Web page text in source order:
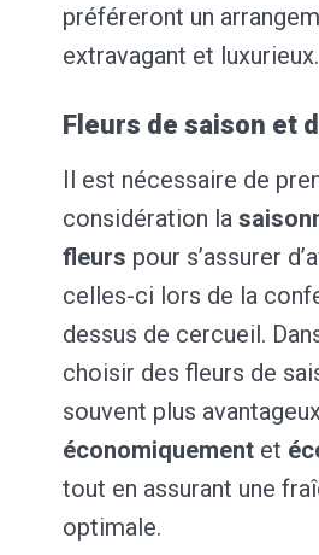
préféreront un
extravagant et luxurieux.
Fleurs de saison et
Il est nécessaire de
considération la
fleurs pour s’assurer
celles-ci lors de la
dessus de cercueil.
choisir des fleurs de
souvent plus
économiquement et
tout en assurant une
optimale.